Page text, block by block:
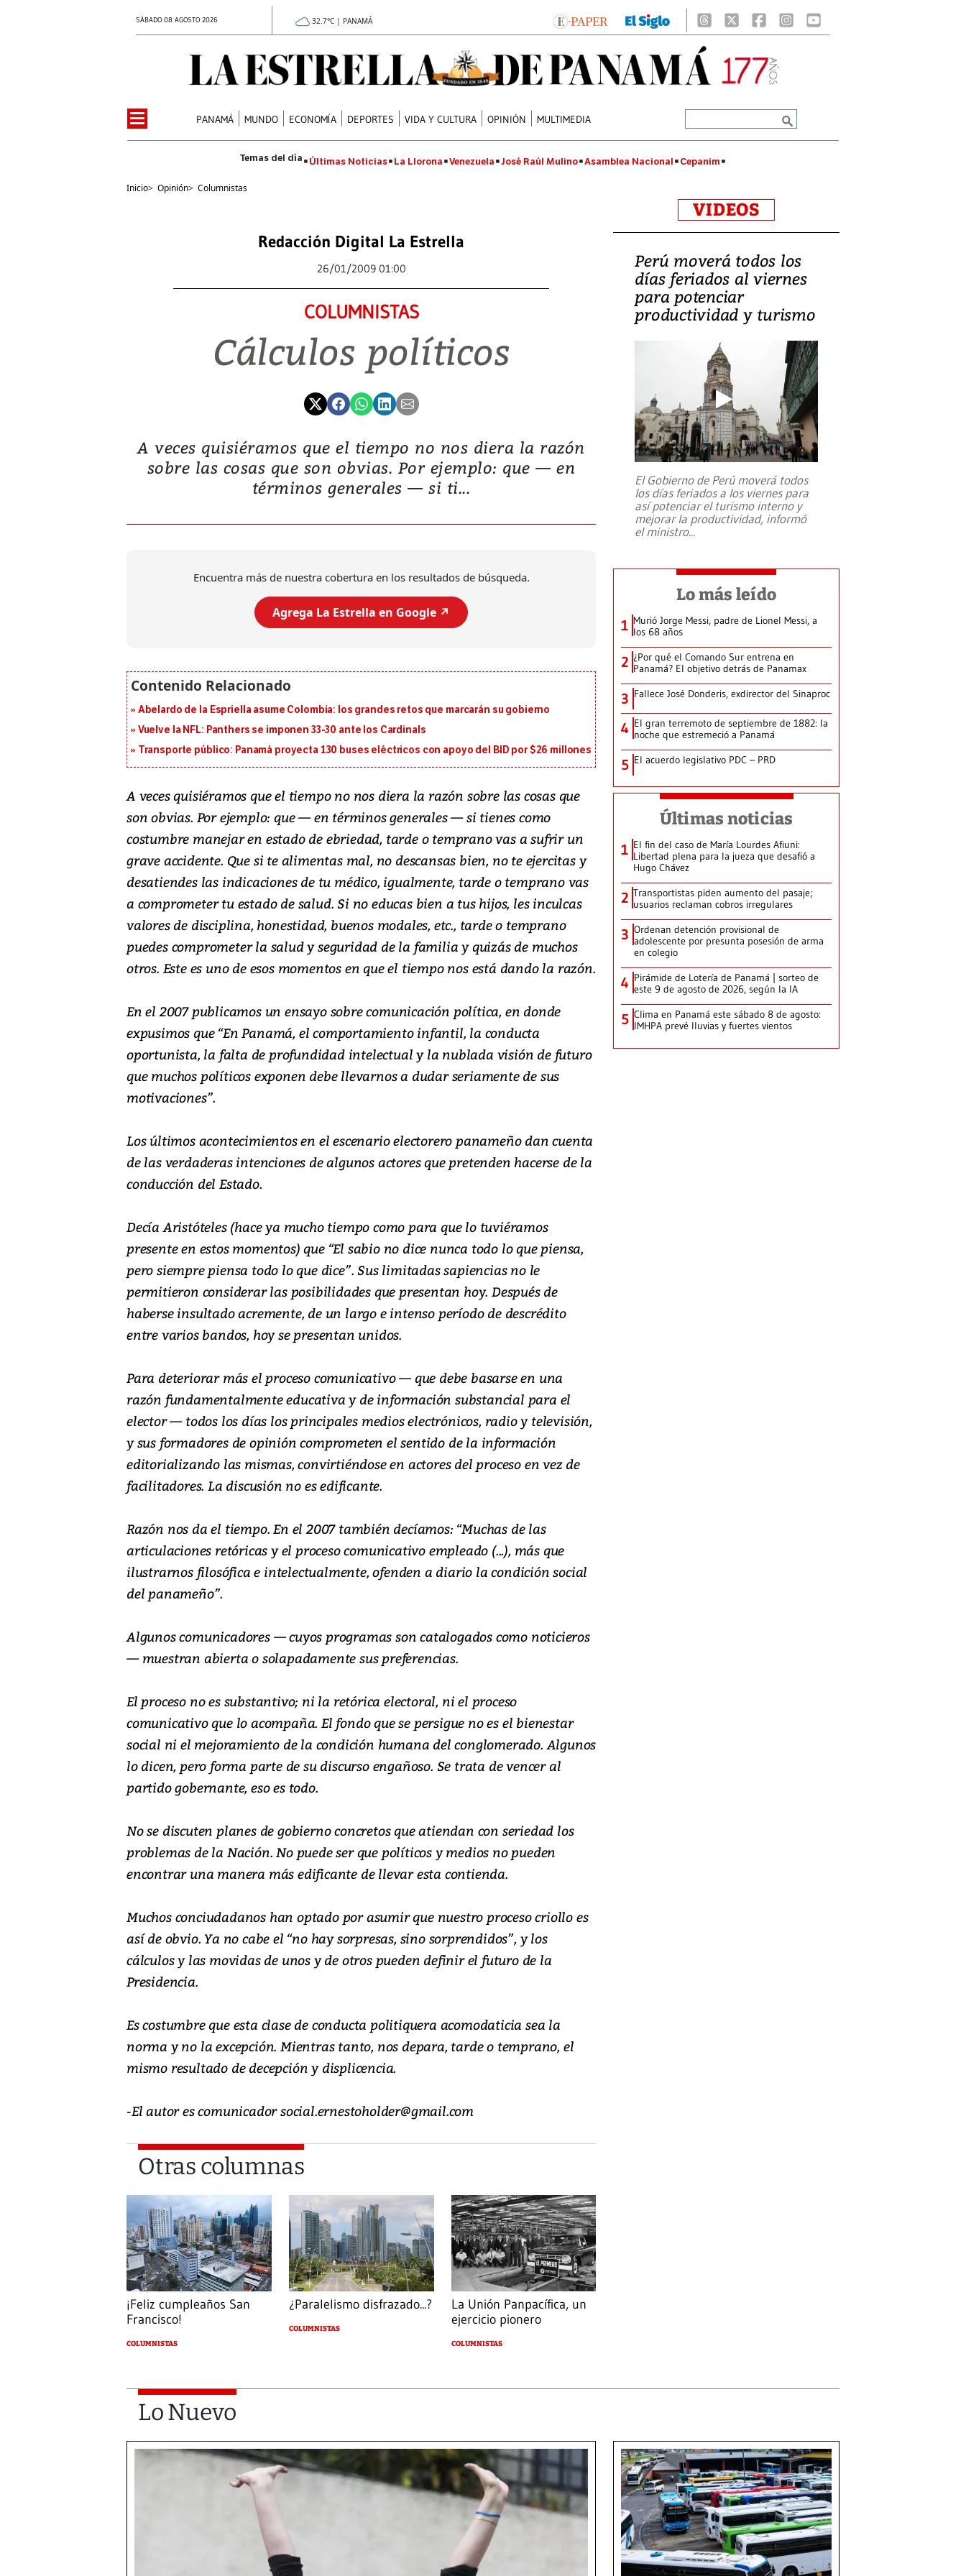
SÁBADO 08 AGOSTO 2026 32.7°C | PANAMÁ
PANAMÁ MUNDO ECONOMÍA DEPORTES VIDA Y CULTURA OPINIÓN MULTIMEDIA
Últimas Noticias La Llorona Venezuela José Raúl Mulino Asamblea Nacional Cepanim
Inicio> Opinión> Columnistas
Redacción Digital La Estrella
26/01/2009 01:00
COLUMNISTAS
Cálculos políticos
A veces quisiéramos que el tiempo no nos diera la razón
sobre las cosas que son obvias. Por ejemplo: que — en
términos generales — si ti...
Encuentra más de nuestra cobertura en los resultados de búsqueda.
Agrega La Estrella en Google ↗️
Abelardo de la Espriella asume Colombia: los grandes retos que marcarán su gobierno
Vuelve la NFL: Panthers se imponen 33-30 ante los Cardinals
Transporte público: Panamá proyecta 130 buses eléctricos con apoyo del BID por $26 millones
A veces quisiéramos que el tiempo no nos diera la razón sobre las cosas que
son obvias. Por ejemplo: que — en términos generales — si tienes como
costumbre manejar en estado de ebriedad, tarde o temprano vas a sufrir un
grave accidente. Que si te alimentas mal, no descansas bien, no te ejercitas y
desatiendes las indicaciones de tu médico, igualmente, tarde o temprano vas
a comprometer tu estado de salud. Si no educas bien a tus hijos, les inculcas
valores de disciplina, honestidad, buenos modales, etc., tarde o temprano
puedes comprometer la salud y seguridad de la familia y quizás de muchos
otros. Este es uno de esos momentos en que el tiempo nos está dando la razón.
En el 2007 publicamos un ensayo sobre comunicación política, en donde
expusimos que “En Panamá, el comportamiento infantil, la conducta
oportunista, la falta de profundidad intelectual y la nublada visión de futuro
que muchos políticos exponen debe llevarnos a dudar seriamente de sus
motivaciones”.
Los últimos acontecimientos en el escenario electorero panameño dan cuenta
de las verdaderas intenciones de algunos actores que pretenden hacerse de la
conducción del Estado.
Decía Aristóteles (hace ya mucho tiempo como para que lo tuviéramos
presente en estos momentos) que “El sabio no dice nunca todo lo que piensa,
pero siempre piensa todo lo que dice”. Sus limitadas sapiencias no le
permitieron considerar las posibilidades que presentan hoy. Después de
haberse insultado acremente, de un largo e intenso período de descrédito
entre varios bandos, hoy se presentan unidos.
Para deteriorar más el proceso comunicativo — que debe basarse en una
razón fundamentalmente educativa y de información substancial para el
elector — todos los días los principales medios electrónicos, radio y televisión,
y sus formadores de opinión comprometen el sentido de la información
editorializando las mismas, convirtiéndose en actores del proceso en vez de
facilitadores. La discusión no es edificante.
Razón nos da el tiempo. En el 2007 también decíamos: “Muchas de las
articulaciones retóricas y el proceso comunicativo empleado (...), más que
ilustrarnos filosófica e intelectualmente, ofenden a diario la condición social
del panameño”.
Algunos comunicadores — cuyos programas son catalogados como noticieros
— muestran abierta o solapadamente sus preferencias.
El proceso no es substantivo; ni la retórica electoral, ni el proceso
comunicativo que lo acompaña. El fondo que se persigue no es el bienestar
social ni el mejoramiento de la condición humana del conglomerado. Algunos
lo dicen, pero forma parte de su discurso engañoso. Se trata de vencer al
partido gobernante, eso es todo.
No se discuten planes de gobierno concretos que atiendan con seriedad los
problemas de la Nación. No puede ser que políticos y medios no pueden
encontrar una manera más edificante de llevar esta contienda.
Muchos conciudadanos han optado por asumir que nuestro proceso criollo es
así de obvio. Ya no cabe el “no hay sorpresas, sino sorprendidos”, y los
cálculos y las movidas de unos y de otros pueden definir el futuro de la
Presidencia.
Es costumbre que esta clase de conducta politiquera acomodaticia sea la
norma y no la excepción. Mientras tanto, nos depara, tarde o temprano, el
mismo resultado de decepción y displicencia.
-El autor es comunicador social.ernestoholder@gmail.com
Otras columnas
¡Feliz cumpleaños San
Francisco!
COLUMNISTAS
¿Paralelismo disfrazado...?
COLUMNISTAS
La Unión Panpacífica, un
ejercicio pionero
COLUMNISTAS
VIDEOS
Perú moverá todos los
días feriados al viernes
para potenciar
productividad y turismo
El Gobierno de Perú moverá todos
los días feriados a los viernes para
así potenciar el turismo interno y
mejorar la productividad, informó
el ministro...
Lo más leído
1 Murió Jorge Messi, padre de Lionel Messi, a
los 68 años
2 ¿Por qué el Comando Sur entrena en
Panamá? El objetivo detrás de Panamax
3 Fallece José Donderis, exdirector del Sinaproc
4 El gran terremoto de septiembre de 1882: la
noche que estremeció a Panamá
5 El acuerdo legislativo PDC – PRD
Últimas noticias
1 El fin del caso de María Lourdes Afiuni:
Libertad plena para la jueza que desafió a
Hugo Chávez
2 Transportistas piden aumento del pasaje;
usuarios reclaman cobros irregulares
3 Ordenan detención provisional de
adolescente por presunta posesión de arma
en colegio
4 Pirámide de Lotería de Panamá | sorteo de
este 9 de agosto de 2026, según la IA
5 Clima en Panamá este sábado 8 de agosto:
IMHPA prevé lluvias y fuertes vientos
Lo Nuevo